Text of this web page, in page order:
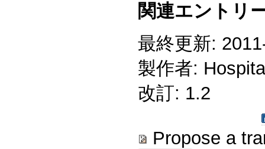
関連エントリ
最終更新:
製作者:
改訂: 1.2
Propose a